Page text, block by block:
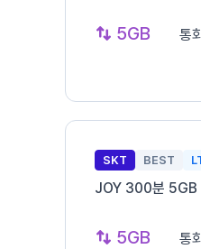
5GB 통
SKT BEST
JOY 300분 5GB
5GB 통